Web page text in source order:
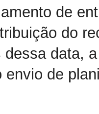
de
do
dessa data,
envio de